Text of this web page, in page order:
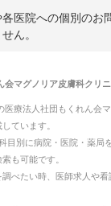
医院への個別のお
ん。
会マグノリア皮膚科クリ
医療法人社団もくれん会
ています。
目別に病院・医院・薬局
も可能です。
べたい時、医師求人や